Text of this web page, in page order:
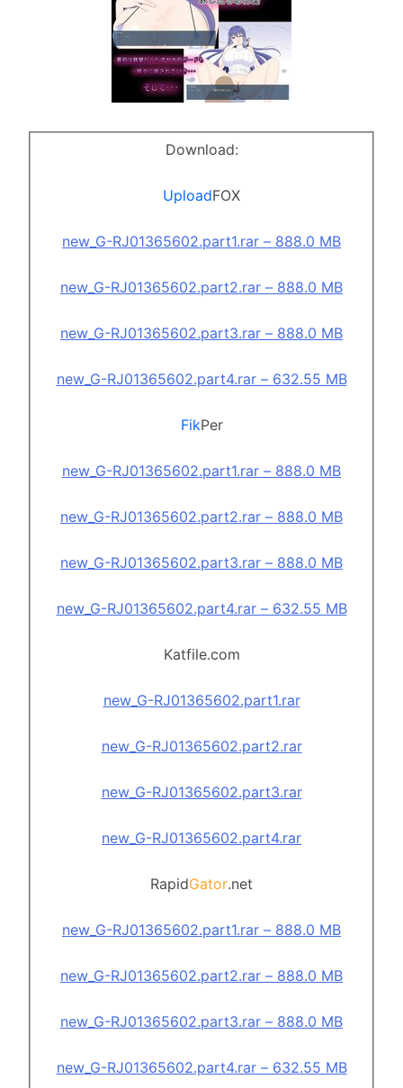
Download:
UploadFOX
new_G-RJ01365602.part1.rar – 888.0 MB
new_G-RJ01365602.part2.rar – 888.0 MB
new_G-RJ01365602.part3.rar – 888.0 MB
new_G-RJ01365602.part4.rar – 632.55 MB
FikPer
new_G-RJ01365602.part1.rar – 888.0 MB
new_G-RJ01365602.part2.rar – 888.0 MB
new_G-RJ01365602.part3.rar – 888.0 MB
new_G-RJ01365602.part4.rar – 632.55 MB
Katfile.com
new_G-RJ01365602.part1.rar
new_G-RJ01365602.part2.rar
new_G-RJ01365602.part3.rar
new_G-RJ01365602.part4.rar
RapidGator.net
new_G-RJ01365602.part1.rar – 888.0 MB
new_G-RJ01365602.part2.rar – 888.0 MB
new_G-RJ01365602.part3.rar – 888.0 MB
new_G-RJ01365602.part4.rar – 632.55 MB